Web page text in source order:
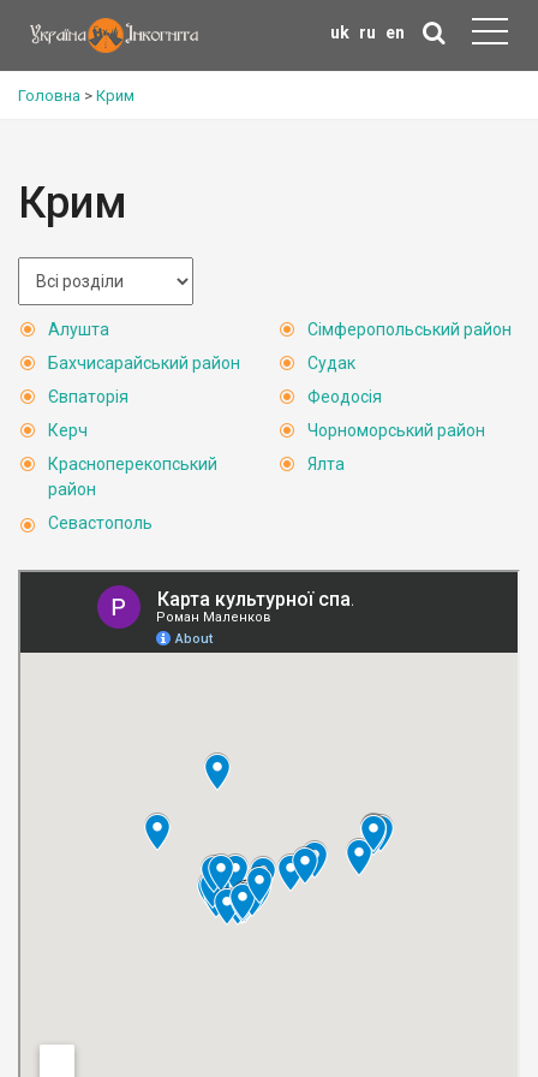
uk ru en
Головна > Крим
Крим
Алушта
Бахчисарайський район
Євпаторія
Керч
Красноперекопський
район
Севастополь
Сімферопольський район
Судак
Феодосія
Чорноморський район
Ялта